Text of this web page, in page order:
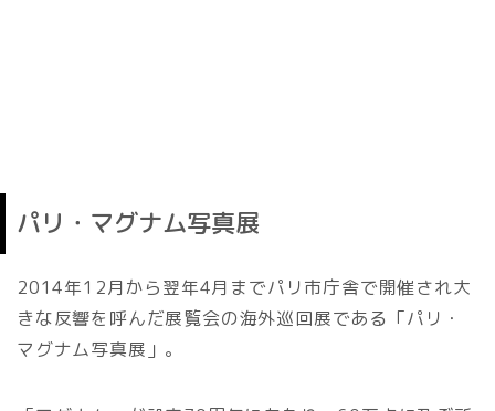
パリ・マグナム写真展
2014年12月から翌年4月までパリ市庁舎で開催され大
きな反響を呼んだ展覧会の海外巡回展である「パリ・
マグナム写真展」。